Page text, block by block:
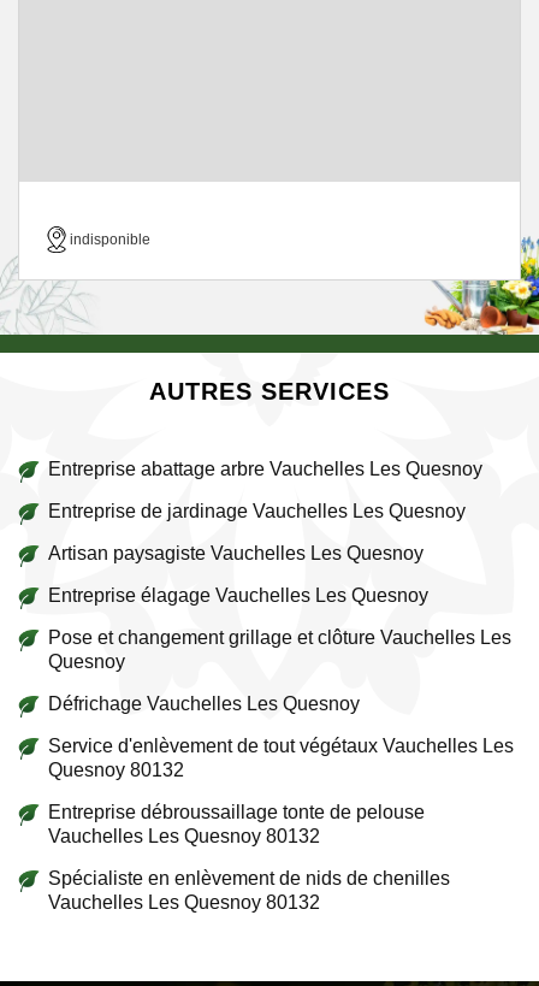
indisponible
AUTRES SERVICES
Entreprise abattage arbre Vauchelles Les Quesnoy
Entreprise de jardinage Vauchelles Les Quesnoy
Artisan paysagiste Vauchelles Les Quesnoy
Entreprise élagage Vauchelles Les Quesnoy
Pose et changement grillage et clôture Vauchelles Les
Quesnoy
Défrichage Vauchelles Les Quesnoy
Service d'enlèvement de tout végétaux Vauchelles Les
Quesnoy 80132
Entreprise débroussaillage tonte de pelouse
Vauchelles Les Quesnoy 80132
Spécialiste en enlèvement de nids de chenilles
Vauchelles Les Quesnoy 80132